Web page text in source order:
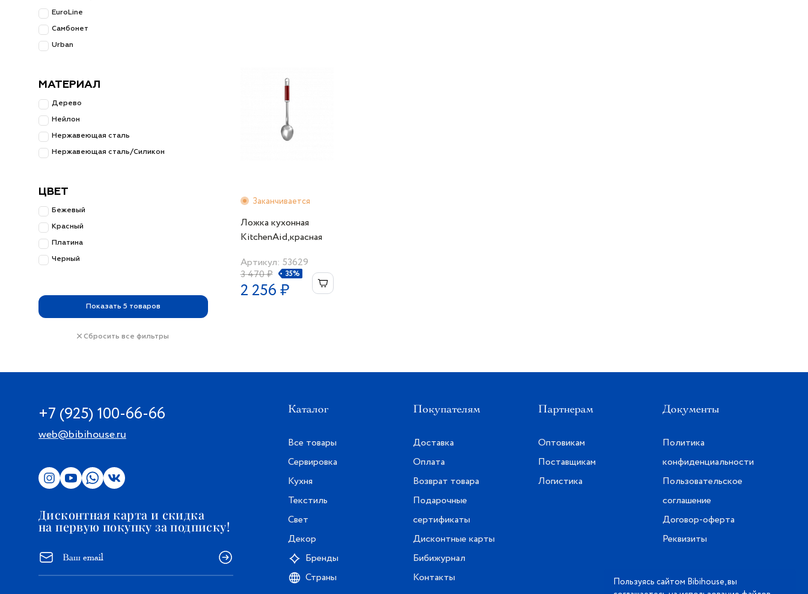
EuroLine
Самбонет
Urban
МАТЕРИАЛ
Дерево
Нейлон
Нержавеющая сталь
Нержавеющая сталь/Силикон
ЦВЕТ
Бежевый
Красный
Платина
Черный
Показать 5 товаров
Сбросить все фильтры
Заканчивается
Ложка кухонная
KitchenAid,красная
Артикул: 53629
3 470 ₽
35%
2 256 ₽
+7 (925) 100-66-66
web@bibihouse.ru
Дисконтная карта и скидка
на первую покупку за подписку!
Каталог
Все товары
Сервировка
Кухня
Текстиль
Свет
Декор
Бренды
Страны
Покупателям
Доставка
Оплата
Возврат товара
Подарочные
сертификаты
Дисконтные карты
Бибижурнал
Контакты
Партнерам
Оптовикам
Поставщикам
Логистика
Документы
Политика
конфиденциальности
Пользовательское
соглашение
Договор-оферта
Реквизиты
Пользуясь сайтом Bibihouse, вы